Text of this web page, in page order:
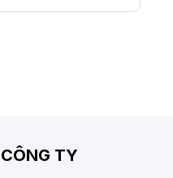
CÔNG TY